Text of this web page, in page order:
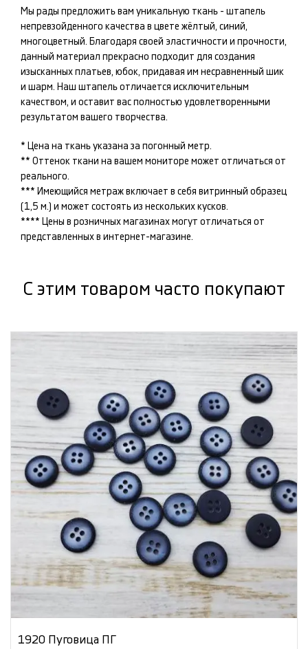
Мы рады предложить вам уникальную ткань - штапель
непревзойденного качества в цвете жёлтый, синий,
многоцветный. Благодаря своей эластичности и прочности,
данный материал прекрасно подходит для создания
изысканных платьев, юбок, придавая им несравненный шик
и шарм. Наш штапель отличается исключительным
качеством, и оставит вас полностью удовлетворенными
результатом вашего творчества.
* Цена на ткань указана за погонный метр.
** Оттенок ткани на вашем мониторе может отличаться от
реального.
*** Имеющийся метраж включает в себя витринный образец
(1,5 м.) и может состоять из нескольких кусков.
**** Цены в розничных магазинах могут отличаться от
представленных в интернет-магазине.
С этим товаром часто покупают
1920 Пуговица ПГ